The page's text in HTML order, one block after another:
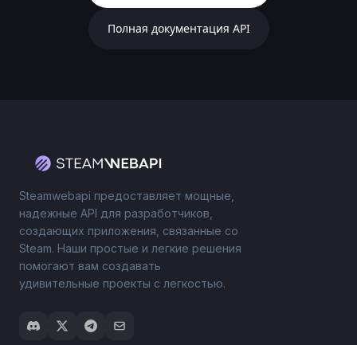
Полная документация API
Steamwebapi предоставляет мощные,
надежные API для разработчиков,
создающих приложения, связанные со
Steam. Наши простые и легкие решения
помогают вам создавать
удивительные проекты с легкостью.